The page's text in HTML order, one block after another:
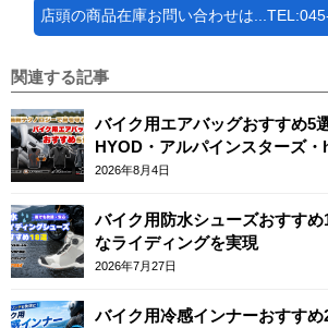
店頭の商品在庫お問い合わせは
関連する記事
バイク用エアバッグおすすめ5
HYOD・アルパインスターズ
2026年8月4日
バイク用防水シューズおすす
なライディングを実現
2026年7月27日
バイク用冷感インナーおすす